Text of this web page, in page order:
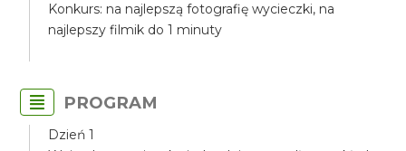
Konkurs: na najlepszą fotografię wycieczki, na
najlepszy filmik do 1 minuty
PROGRAM
Dzień 1